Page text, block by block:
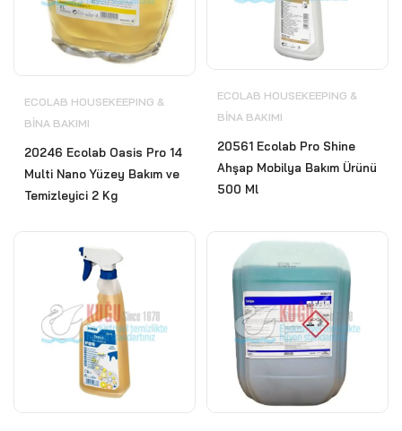
ECOLAB HOUSEKEEPING &
BİNA BAKIMI
20246 Ecolab Oasis Pro 14
Multi Nano Yüzey Bakım ve
Temizleyici 2 Kg
ECOLAB HOUSEKEEPING &
BİNA BAKIMI
20561 Ecolab Pro Shine
Ahşap Mobilya Bakım Ürünü
500 Ml